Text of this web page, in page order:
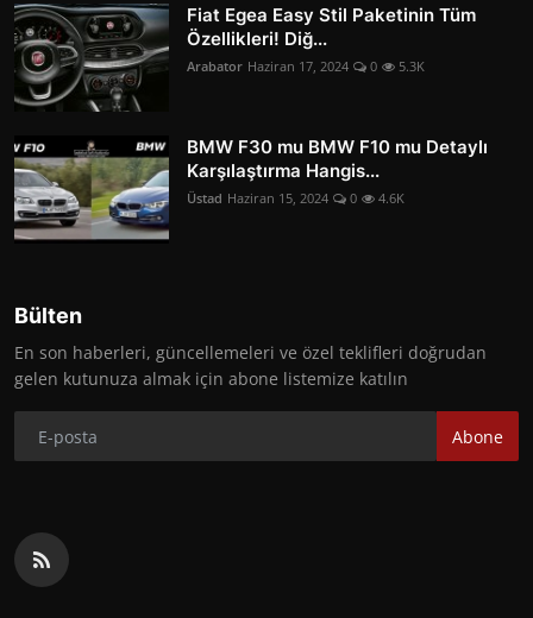
Fiat Egea Easy Stil Paketinin Tüm
Özellikleri! Diğ...
Arabator Haziran 17, 2024 0 5.3K
BMW F30 mu BMW F10 mu Detaylı
Karşılaştırma Hangis...
Üstad Haziran 15, 2024 0 4.6K
Bülten
En son haberleri, güncellemeleri ve özel teklifleri doğrudan
gelen kutunuza almak için abone listemize katılın
Abone